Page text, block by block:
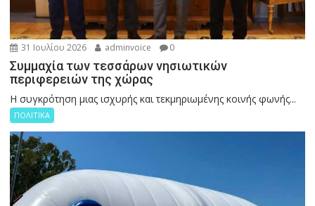
31 Ιουλίου 2026 adminvoice 0
Συμμαχία των τεσσάρων νησιωτικών
περιφερειών της χώρας
Η συγκρότηση μιας ισχυρής και τεκμηριωμένης κοινής φωνής...
ΠΟΛΙΤΙΚΑ